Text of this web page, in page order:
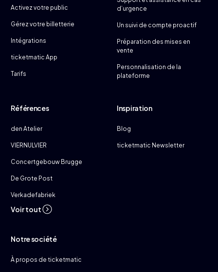
Activez votre public
Gérez votre billetterie
Intégrations
ticketmatic App
Tarifs
d’urgence
Un suivi de compte proactif
Préparation des mises en
vente
Personnalisation de la
plateforme
Références
den Atelier
VIERNULVIER
Concertgebouw Brugge
De Grote Post
Verkadefabriek
Voir tout
Inspiration
Blog
ticketmatic Newsletter
Notre société
À propos de ticketmatic